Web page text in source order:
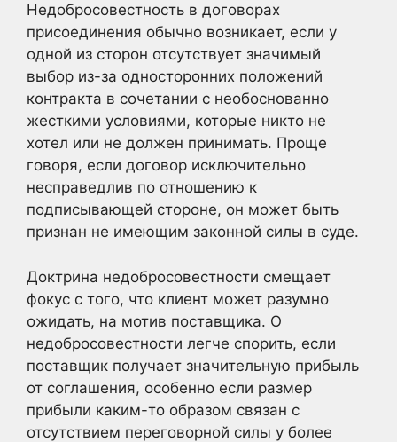
Недобросовестность в договорах
присоединения обычно возникает, если у
одной из сторон отсутствует значимый
выбор из-за односторонних положений
контракта в сочетании с необоснованно
жесткими условиями, которые никто не
хотел или не должен принимать. Проще
говоря, если договор исключительно
несправедлив по отношению к
подписывающей стороне, он может быть
признан не имеющим законной силы в суде.
Доктрина недобросовестности смещает
фокус с того, что клиент может разумно
ожидать, на мотив поставщика. О
недобросовестности легче спорить, если
поставщик получает значительную прибыль
от соглашения, особенно если размер
прибыли каким-то образом связан с
отсутствием переговорной силы у более